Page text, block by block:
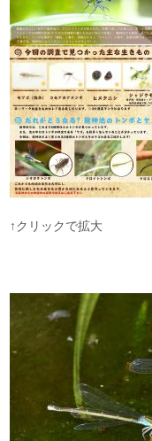
↑クリックで拡大